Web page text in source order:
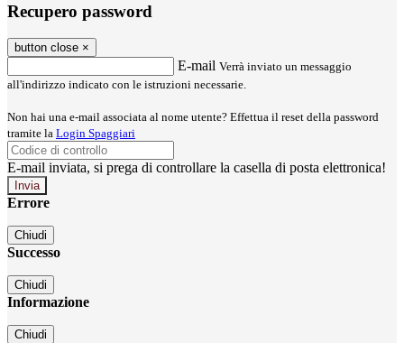
Recupero password
button close ×
E-mail Verrà inviato un messaggio
all'indirizzo indicato con le istruzioni necessarie.
Non hai una e-mail associata al nome utente? Effettua il reset della password
tramite la Login Spaggiari
E-mail inviata, si prega di controllare la casella di posta elettronica!
Errore
Chiudi
Successo
Chiudi
Informazione
Chiudi